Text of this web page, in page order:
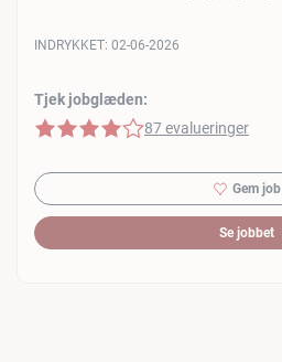
Tjek jobglæden:
4 af 5 stjerner
87 evalueringer
INDRYKKET: 02-06-2026
Gem job
Se jobbet